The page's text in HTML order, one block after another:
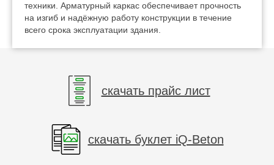
техники. Арматурный каркас обеспечивает прочность
на изгиб и надёжную работу конструкции в течение
всего срока эксплуатации здания.
скачать прайс лист
скачать буклет iQ-Beton